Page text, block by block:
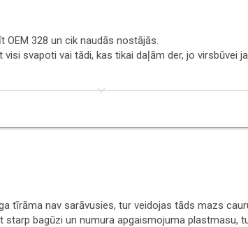
328 un cik naudās nostājās.
svapoti vai tādi, kas tikai daļām der, jo virsbūvei
keyboard_arrow_down
tīrāma nav sarāvusies, tur veidojas tāds mazs
bagūzi un numura apgaismojuma plastmasu,